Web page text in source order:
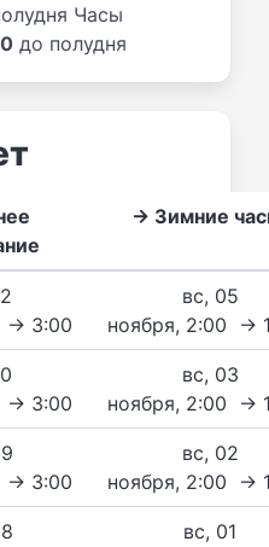
Часы
до полудня
→ Зимние
→ 3:00
вс, 05
ноября, 2:00 →
→ 3:00
вс, 03
ноября, 2:00 →
→ 3:00
вс, 02
ноября, 2:00 →
вс, 01